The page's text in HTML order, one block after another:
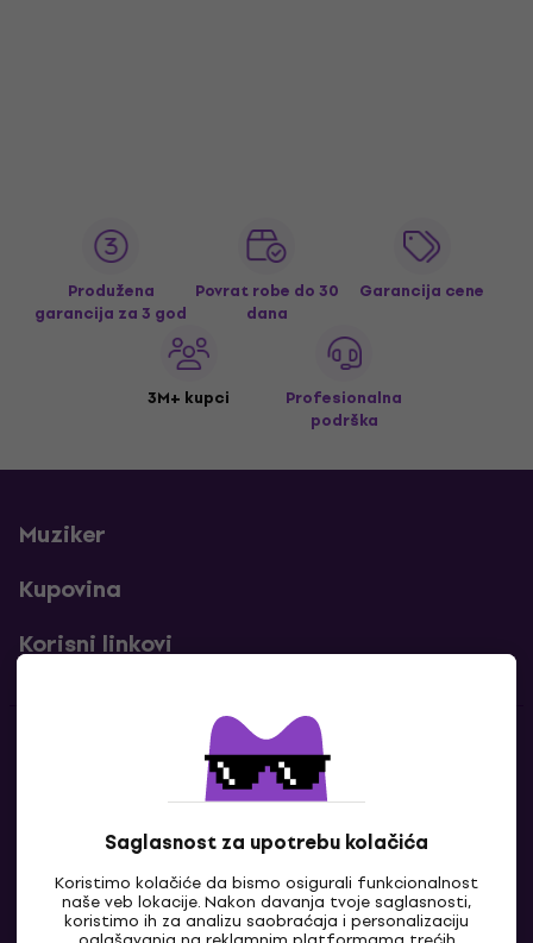
Saglasnost za upotrebu kolačića
Koristimo kolačiće da bismo osigurali funkcionalnost
naše veb lokacije. Nakon davanja tvoje saglasnosti,
koristimo ih za analizu saobraćaja i personalizaciju
Produžena
garancija za 3 god
Povrat robe do 30
dana
Garancija cene
3M+ kupci
Profesionalna
podrška
Muziker
Kupovina
Korisni linkovi
Kontakti
Kontaktiraj nas